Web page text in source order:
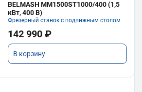
BELMASH MM1500ST1000/400 (1,5
кВт, 400 В)
Фрезерный станок с подвижным столом
142 990 ₽
В корзину